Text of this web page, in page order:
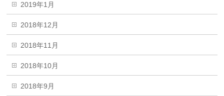
2019年1月
2018年12月
2018年11月
2018年10月
2018年9月